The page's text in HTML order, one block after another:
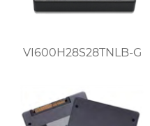
VI600H28S28TNLB-G